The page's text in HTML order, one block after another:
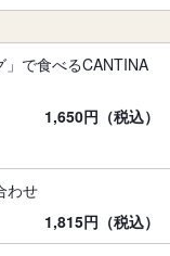
」で食べるCANTINA
1,650円（税込）
わせ
1,815円（税込）